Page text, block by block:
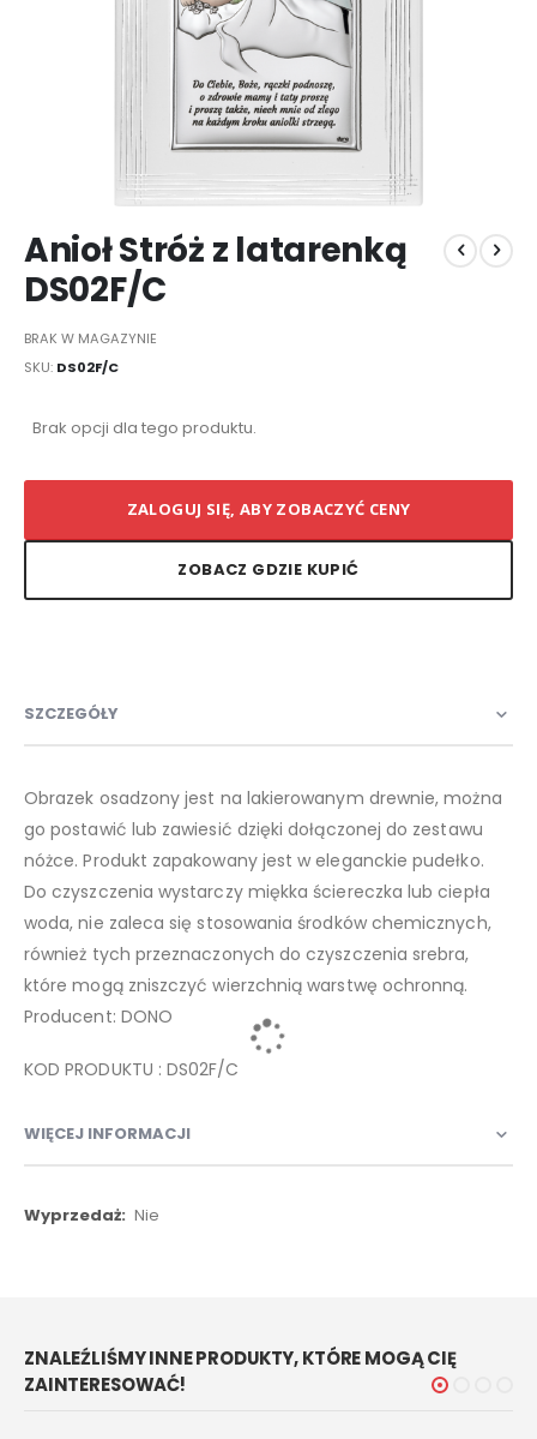
na
początek
galerii
Anioł Stróż z latarenką
DS02F/C
BRAK W MAGAZYNIE
SKU DS02F/C
produktów
Brak opcji dla tego produktu.
ZALOGUJ SIĘ, ABY ZOBACZYĆ CENY
ZOBACZ GDZIE KUPIĆ
SZCZEGÓŁY
Obrazek osadzony jest na lakierowanym drewnie, można
go postawić lub zawiesić dzięki dołączonej do zestawu
nóżce. Produkt zapakowany jest w eleganckie pudełko.
Do czyszczenia wystarczy miękka ściereczka lub ciepła
woda, nie zaleca się stosowania środków chemicznych,
również tych przeznaczonych do czyszczenia srebra,
które mogą zniszczyć wierzchnią warstwę ochronną.
Producent: DONO
KOD PRODUKTU : DS02F/C
WIĘCEJ INFORMACJI
Więcej
Nie
ZNALEŹLIŚMY INNE PRODUKTY, KTÓRE MOGĄ CIĘ
ZAINTERESOWAĆ!